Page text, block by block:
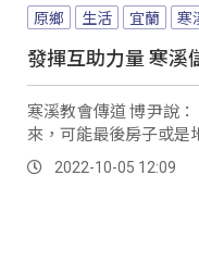
原鄉 生活 宜蘭 寒
發揮互助力量 寒溪
寒溪教會傳道 博尹說
來，可能最後房子或是
2022-10-05 12:09